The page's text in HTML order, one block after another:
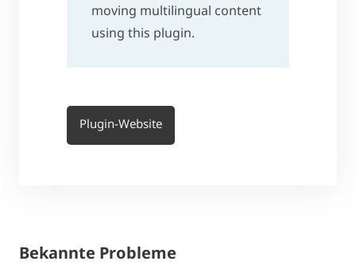
moving multilingual content
using this plugin.
Plugin-Website
Bekannte Probleme